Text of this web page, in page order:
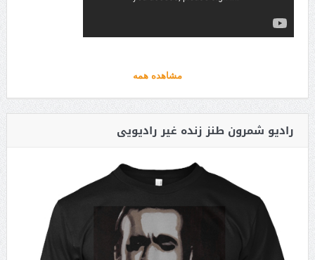
مشاهده همه
رادیو شمرون طنز زنده غیر رادیویی